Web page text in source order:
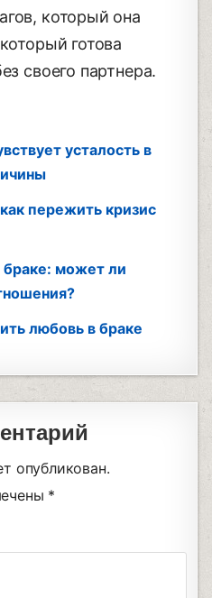
который она
готова
своего партнера.
усталость в
пережить кризис
браке: может ли
любовь в браке
опубликован.
*